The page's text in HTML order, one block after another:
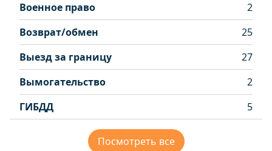
Военное право
2
Возврат/обмен
25
Выезд за границу
27
Вымогательство
2
ГИБДД
5
Посмотреть все